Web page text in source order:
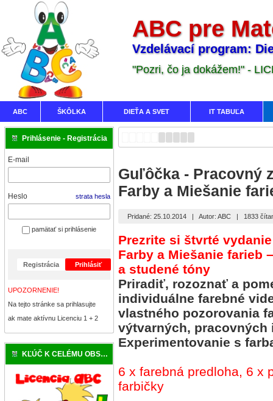
ABC pre
Vzdelávací program:
"Pozri, čo ja dokážem!" -
ABC ŠKÔLKA DIEŤA A SVET IT TABUĽA
Prihlásenie - Registrácia
E-mail
Heslo strata hesla
pamätať si prihlásenie
Registrácia Prihlásiť
UPOZORNENIE!
Na tejto stránke sa prihlasujte
ak mate aktívnu Licenciu 1 + 2
KĽÚČ K CELÉMU OBSAHU
Guľôčka - Pracovný
Farby a Miešanie
Pridané: 25.10.2014 |Autor: ABC | 1833
Prezrite si štvrté
Farby a Miešanie farieb
a studené tóny
Priradiť, rozoznať a
individuálne farebné
vlastného pozorovania
výtvarných,
Experimentovanie s
6 x farebná predloha, 6 x
farbičky